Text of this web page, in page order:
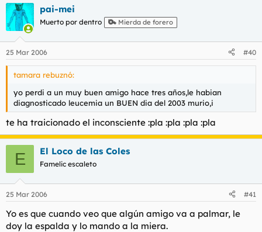
pai-mei
Muerto por dentro Mierda de forero
25 Mar 2006 #40
tamara rebuznó:
yo perdi a un muy buen amigo hace tres años,le habian
diagnosticado leucemia un BUEN dia del 2003 murio,i
te ha traicionado el inconsciente :pla :pla :pla :pla
E El Loco de las Coles
Famelic escaleto
25 Mar 2006 #41
Yo es que cuando veo que algún amigo va a palmar, le
doy la espalda y lo mando a la miera.